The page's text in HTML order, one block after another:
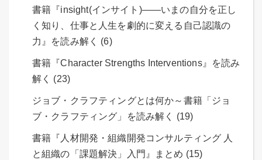
書籍『insight(インサイト)――いまの自分を正し
く知り、仕事と人生を劇的に変える自己認識の
力』を読み解く (6)
書籍『Character Strengths Interventions』を読み
解く (23)
ジョブ・クラフティングとは何か～書籍「ジョ
ブ・クラフティング」を読み解く (19)
書籍『人材開発・組織開発コンサルティング 人
と組織の「課題解決」入門』まとめ (15)